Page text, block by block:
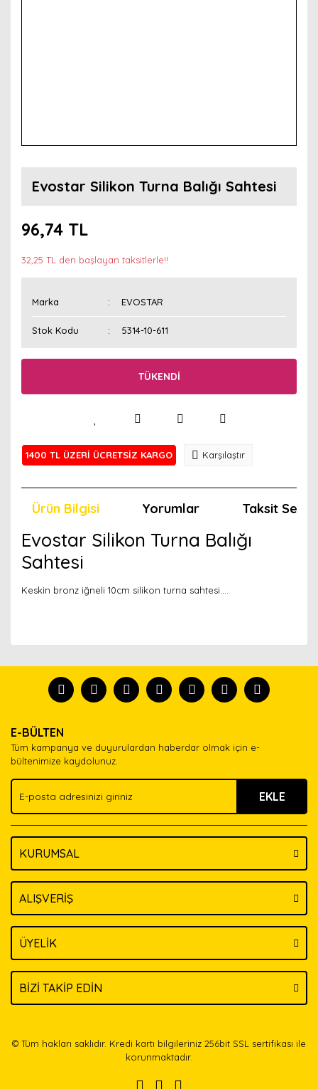
Evostar Silikon Turna Balığı Sahtesi
96,74 TL
32,25 TL den başlayan taksitlerle!!
Marka EVOSTAR
Stok Kodu 5314-10-611
TÜKENDİ
1400 TL ÜZERİ ÜCRETSİZ KARGO Karşılaştır
Ürün Bilgisi Yorumlar Taksit
Evostar Silikon Turna Balığı
Sahtesi
Keskin bronz iğneli 10cm silikon turna sahtesi....
tanısın.
formunu kullanarak tarafımıza iletebilirsiniz.
Görüş ve önerileriniz için teşekkür ederiz.
Ürün açıklamasında eksik bilgiler bulunuyor.
Ürün bilgilerinde hatalar bulunuyor.
Ürün fiyatı diğer sitelerden daha pahalı.
Bu ürüne benzer farklı alternatifler olmalı.
E-BÜLTEN
Tüm kampanya ve duyurulardan haberdar olmak için e-
bültenimize kaydolunuz.
EKLE
KURUMSAL
ALIŞVERİŞ
ÜYELİK
BİZİ TAKİP EDİN
© Tüm hakları saklıdır. Kredi kartı bilgileriniz 256bit SSL sertifikası ile
korunmaktadır.